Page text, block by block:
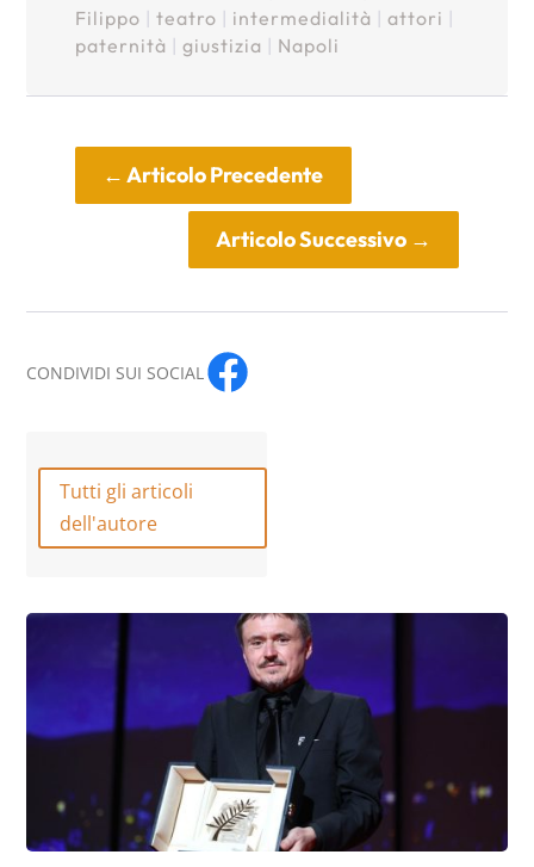
Filippo
teatro intermedialità attori
paternità
giustizia Napoli
←Articolo Precedente
Articolo Successivo→
CONDIVIDI SUI SOCIAL
Tutti gli articoli
dell'autore